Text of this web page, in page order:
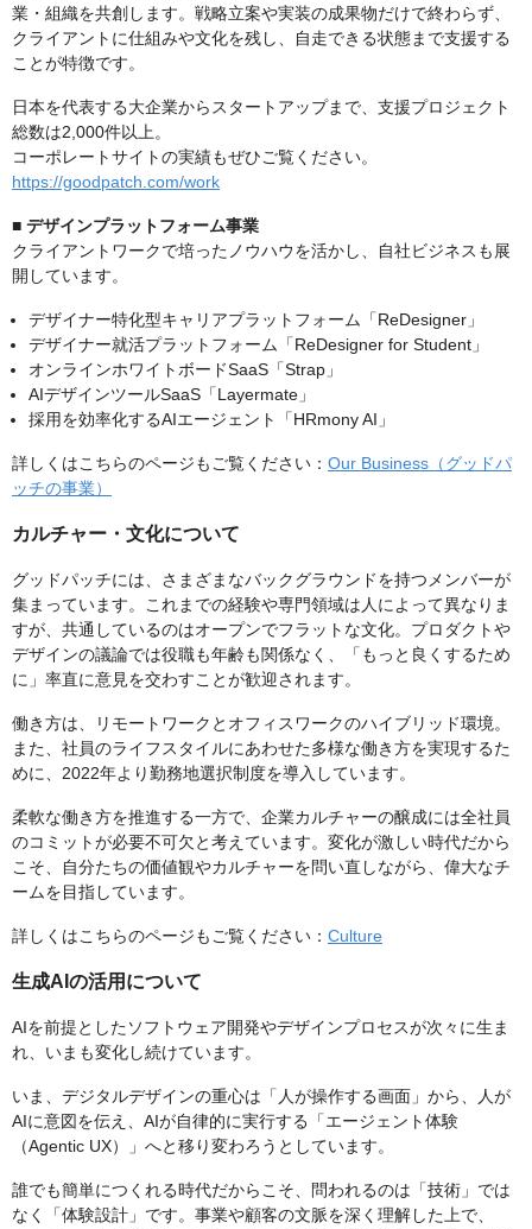
業・組織を共創します。戦略立案や実装の成果物だけで終わらず、
クライアントに仕組みや文化を残し、自走できる状態まで支援する
ことが特徴です。
日本を代表する大企業からスタートアップまで、支援プロジェクト
総数は2,000件以上。
コーポレートサイトの実績もぜひご覧ください。
https://goodpatch.com/work
■ デザインプラットフォーム事業
クライアントワークで培ったノウハウを活かし、自社ビジネスも展
開しています。
デザイナー特化型キャリアプラットフォーム「ReDesigner」
デザイナー就活プラットフォーム「ReDesigner for Student」
オンラインホワイトボードSaaS「Strap」
AIデザインツールSaaS「Layermate」
採用を効率化するAIエージェント「HRmony AI」
詳しくはこちらのページもご覧ください： Our Business（グッドパ
ッチの事業）
カルチャー・文化について
グッドパッチには、さまざまなバックグラウンドを持つメンバーが
集まっています。これまでの経験や専門領域は人によって異なりま
すが、共通しているのはオープンでフラットな文化。プロダクトや
デザインの議論では役職も年齢も関係なく、「もっと良くするため
に」率直に意見を交わすことが歓迎されます。
働き方は、リモートワークとオフィスワークのハイブリッド環境。
また、社員のライフスタイルにあわせた多様な働き方を実現するた
めに、2022年より勤務地選択制度を導入しています。
柔軟な働き方を推進する一方で、企業カルチャーの醸成には全社員
のコミットが必要不可欠と考えています。変化が激しい時代だから
こそ、自分たちの価値観やカルチャーを問い直しながら、偉大なチ
ームを目指しています。
詳しくはこちらのページもご覧ください： Culture
生成AIの活用について
AIを前提としたソフトウェア開発やデザインプロセスが次々に生ま
れ、いまも変化し続けています。
いま、デジタルデザインの重心は「人が操作する画面」から、人が
AIに意図を伝え、AIが自律的に実行する「エージェント体験
（Agentic UX）」へと移り変わろうとしています。
誰でも簡単につくれる時代だからこそ、問われるのは「技術」では
なく「体験設計」です。事業や顧客の文脈を深く理解した上で、